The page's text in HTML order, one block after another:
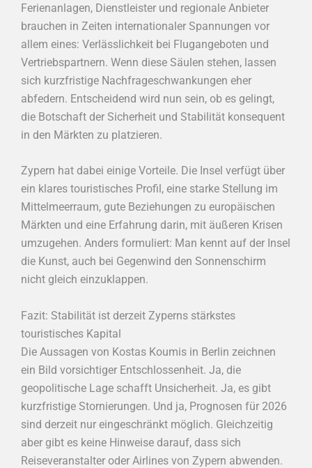
Ferienanlagen, Dienstleister und regionale Anbieter
brauchen in Zeiten internationaler Spannungen vor
allem eines: Verlässlichkeit bei Flugangeboten und
Vertriebspartnern. Wenn diese Säulen stehen, lassen
sich kurzfristige Nachfrageschwankungen eher
abfedern. Entscheidend wird nun sein, ob es gelingt,
die Botschaft der Sicherheit und Stabilität konsequent
in den Märkten zu platzieren.
Zypern hat dabei einige Vorteile. Die Insel verfügt über
ein klares touristisches Profil, eine starke Stellung im
Mittelmeerraum, gute Beziehungen zu europäischen
Märkten und eine Erfahrung darin, mit äußeren Krisen
umzugehen. Anders formuliert: Man kennt auf der Insel
die Kunst, auch bei Gegenwind den Sonnenschirm
nicht gleich einzuklappen.
Fazit: Stabilität ist derzeit Zyperns stärkstes
touristisches Kapital
Die Aussagen von Kostas Koumis in Berlin zeichnen
ein Bild vorsichtiger Entschlossenheit. Ja, die
geopolitische Lage schafft Unsicherheit. Ja, es gibt
kurzfristige Stornierungen. Und ja, Prognosen für 2026
sind derzeit nur eingeschränkt möglich. Gleichzeitig
aber gibt es keine Hinweise darauf, dass sich
Reiseveranstalter oder Airlines von Zypern abwenden.